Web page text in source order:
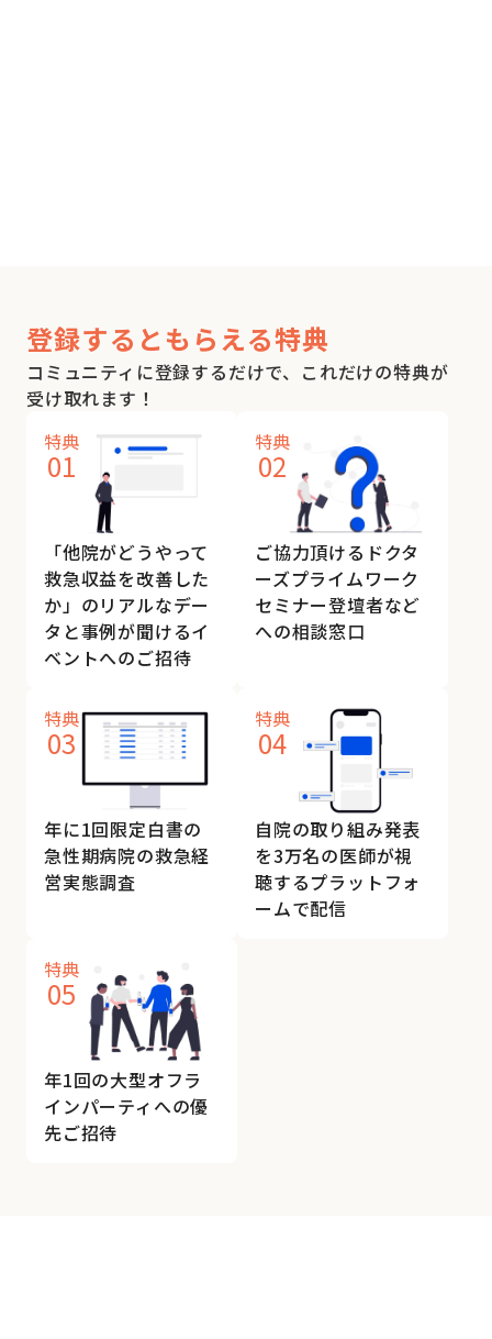
登録するともらえる特典
コミュニティに登録するだけで、これだけの特典が
受け取れます！
特典
01
「他院がどうやって
救急収益を改善した
か」のリアルなデー
タと事例が聞けるイ
ベントへのご招待
特典
02
ご協力頂けるドクタ
ーズプライムワーク
セミナー登壇者など
への相談窓口
特典
03
年に1回限定白書の
急性期病院の救急経
営実態調査
特典
04
自院の取り組み発表
を3万名の医師が視
聴するプラットフォ
ームで配信
特典
05
年1回の大型オフラ
インパーティへの優
先ご招待